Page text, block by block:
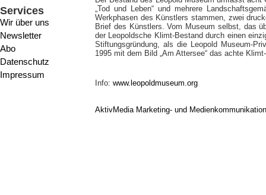
Services
Wir über uns
Newsletter
Abo
Datenschutz
Impressum
„Tod und Leben“ und mehrere
Werkphasen des Künstlers stammen, zwei
Brief des Künstlers. Vom Museum selbst, das
der Leopoldsche Klimt-Bestand durch einen
Stiftungsgründung, als die Leopold Museum-
1995 mit dem Bild „Am Attersee“ das achte
Info: www.leopoldmuseum.org
AktivMedia Marketing- und